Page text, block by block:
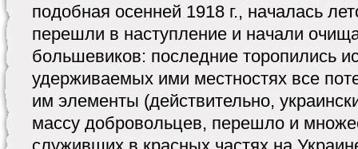
подобная осенней 1918 г., началась
перешли в наступление и начали
большевиков: последние торопились
удерживаемых ими местностях все
им элементы (действительно,
массу добровольцев, перешло и